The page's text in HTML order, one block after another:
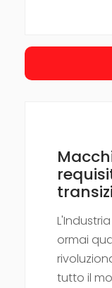
ormai
tutto il